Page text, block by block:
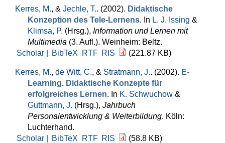
Kerres, M., & Jechle, T.. (2002). Didaktische
Konzeption des Tele-Lernens. In L. J. Issing &
Klimsa, P. (Hrsg.), Information und Lernen mit
Multimedia (3. Aufl.). Weinheim: Beltz.
Scholar |
BibTeX RTF RIS (221.87 KB)
Kerres, M., de Witt, C., & Stratmann, J.. (2002). E-
Learning. Didaktische Konzepte für
erfolgreiches Lernen. In K. Schwuchow &
Guttmann, J. (Hrsg.), Jahrbuch
Personalentwicklung & Weiterbildung. Köln:
Luchterhand.
Scholar |
BibTeX RTF RIS (58.8 KB)